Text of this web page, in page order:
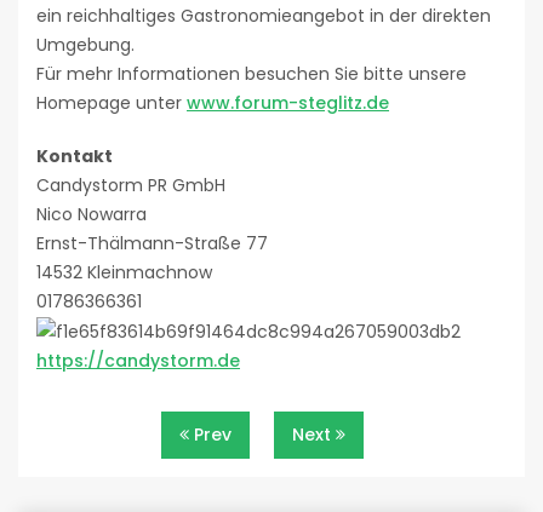
ein reichhaltiges Gastronomieangebot in der direkten
Umgebung.
Für mehr Informationen besuchen Sie bitte unsere
Homepage unter www.forum-steglitz.de
Kontakt
Candystorm PR GmbH
Nico Nowarra
Ernst-Thälmann-Straße 77
14532 Kleinmachnow
01786366361
https://candystorm.de
Beitragsnavigation
Prev Next